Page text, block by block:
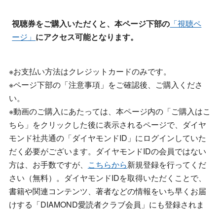
視聴券をご購入いただくと、本ページ下部の 「視聴ペ
ージ」 にアクセス可能となります。
※お支払い方法はクレジットカードのみです。
※ページ下部の「注意事項」をご確認後、ご購入くださ
い。
※動画のご購入にあたっては、本ページ内の「ご購入はこ
ちら」をクリックした後に表示されるページで、ダイヤ
モンド社共通の「ダイヤモンドID」にログインしていた
だく必要がございます。ダイヤモンドIDの会員ではない
方は、お手数ですが、 こちらから新規登録を行ってくだ
さい（無料）。ダイヤモンドIDを取得いただくことで、
書籍や関連コンテンツ、著者などの情報をいち早くお届
けする「DIAMOND愛読者クラブ会員」にも登録されま